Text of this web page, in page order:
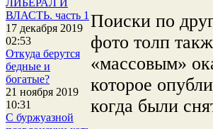
ЛИБЕРАЛ И
ВЛАСТЬ. часть 1
17 декабря 2019
02:53
Откуда берутся
бедные и
богатые?
21 ноября 2019
10:31
С буржуазной
Поиски по
фото толп
«массовым»
которое
когда были